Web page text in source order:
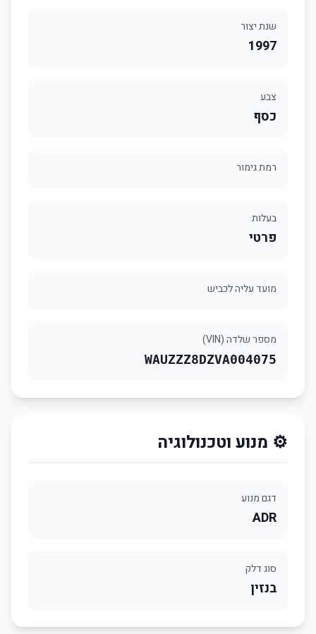
שנת יצור
1997
צבע
כסף
רמת גימור
בעלות
פרטי
מועד עליה לכביש
מספר שלדה (VIN)
WAUZZZ8DZVA004075
⚙️ מנוע וטכנולוגיה
דגם מנוע
ADR
סוג דלק
בנזין